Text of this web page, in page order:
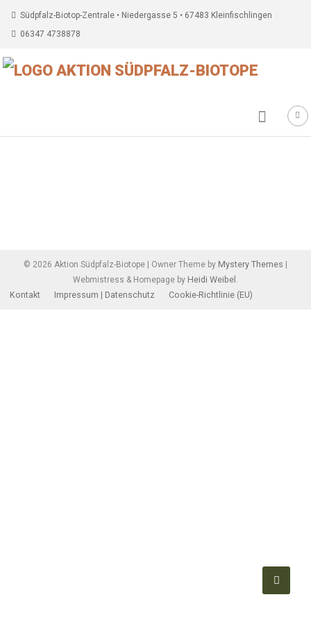
Südpfalz-Biotop-Zentrale • Niedergasse 5 • 67483 Kleinfischlingen
06347 4738878
© 2026 Aktion Südpfalz-Biotope Owner Theme by Mystery Themes
Webmistress & Homepage by Heidi Weibel .
Kontakt Impressum | Datenschutz Cookie-Richtlinie (EU)